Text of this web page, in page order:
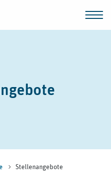
Stellenangebote